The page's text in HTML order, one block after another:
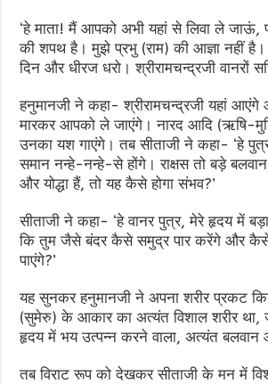
‘हे माता! मैं आपको अभी यहां से लिवा ले जाऊं,
की शपथ है। मुझे प्रभु (राम) की आज्ञा नहीं
दिन और धीरज धरो। श्रीरामचन्द्रजी वानरों
हनुमानजी ने कहा- श्रीरामचन्द्रजी यहां आएंगे
मारकर आपको ले जाएंगे। नारद आदि (ऋषि-
उनका यश गाएंगे। तब सीताजी ने कहा- ‘हे
समान नन्हे-नन्हे-से होंगे। राक्षस तो बड़े
और योद्धा हैं, तो यह कैसे होगा संभव?’
सीताजी ने कहा- ‘हे वानर पुत्र, मेरे हृदय में
कि तुम जैसे बंदर कैसे समुद्र पार करेंगे और कैसे
पाएंगे?’
यह सुनकर हनुमानजी ने अपना शरीर प्रकट
(सुमेरु) के आकार का अत्यंत विशाल शरीर
हृदय में भय उत्पन्न करने वाला, अत्यंत बलवान
तब विराट रूप को देखकर सीताजी के मन में